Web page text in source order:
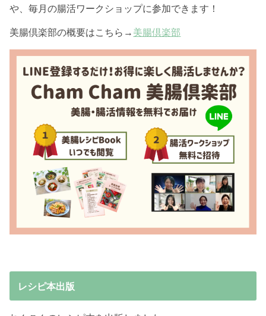
や、毎月の腸活ワークショップに参加できます！
美腸倶楽部の概要はこちら→ 美腸倶楽部
レシピ本出版